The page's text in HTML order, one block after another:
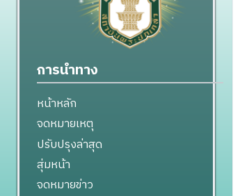
การนำทาง
หน้าหลัก
จดหมายเหตุ
ปรับปรุงล่าสุด
สุ่มหน้า
จดหมายข่าว